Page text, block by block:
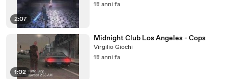
2:07
18 anni fa
1:02
Midnight Club Los Angeles - Cops
Virgilio Giochi
18 anni fa